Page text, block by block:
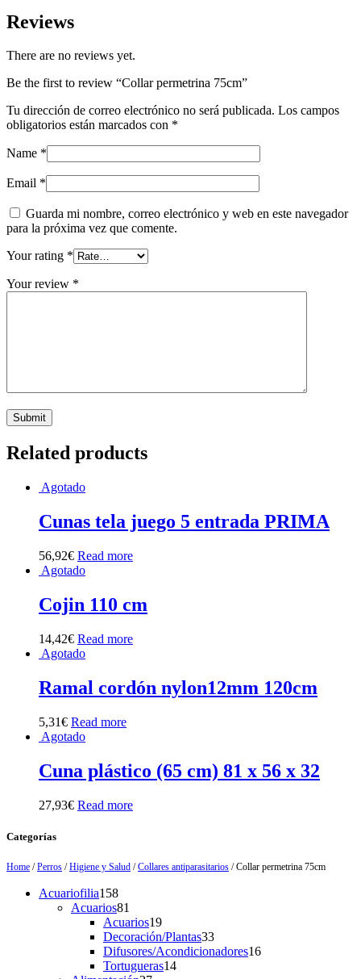
Reviews
There are no reviews yet.
Be the first to review “Collar permetrina 75cm”
Tu dirección de correo electrónico no será publicada. Los campos
obligatorios están marcados con *
Name *
Email *
Guarda mi nombre, correo electrónico y web en este navegador
para la próxima vez que comente.
Your rating *
Your review *
Related products
Agotado
Cunas tela juego 5 entrada PRIMA
56,92€ Read more
Agotado
Cojin 110 cm
14,42€ Read more
Agotado
Ramal cordón nylon12mm 120cm
5,31€ Read more
Agotado
Cuna plástico (65 cm) 81 x 56 x 32
27,93€ Read more
Categorías
Home /Perros /Higiene y Salud /Collares antiparasitarios / Collar permetrina 75cm
Acuariofilia158158
products
Acuarios81
products
Acuarios1919
products
Decoración/Plantas3333
products
Difusores/Acondicionadores1616
Tortugueras1414